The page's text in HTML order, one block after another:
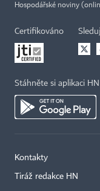
Hospodářské noviny
Certifikováno
Stáhněte si aplikaci HN
Kontakty
Tiráž redakce HN